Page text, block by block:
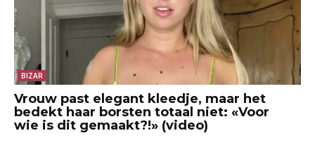
BIZAR
Vrouw past elegant kleedje, maar het
bedekt haar borsten totaal niet: «Voor
wie is dit gemaakt?!» (video)